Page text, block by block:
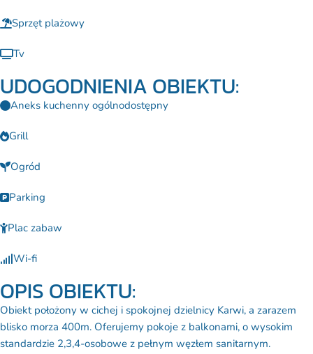
Sprzęt plażowy
Tv
UDOGODNIENIA OBIEKTU:
Aneks kuchenny ogólnodostępny
Grill
Ogród
Parking
Plac zabaw
Wi-fi
OPIS OBIEKTU:
Obiekt położony w cichej i spokojnej dzielnicy Karwi, a zarazem
blisko morza 400m. Oferujemy pokoje z balkonami, o wysokim
standardzie 2,3,4-osobowe z pełnym węzłem sanitarnym.